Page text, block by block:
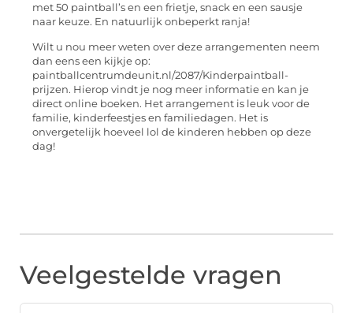
met 50 paintball’s en een frietje, snack en een sausje
naar keuze. En natuurlijk onbeperkt ranja!
Wilt u nou meer weten over deze arrangementen neem
dan eens een kijkje op:
paintballcentrumdeunit.nl/2087/Kinderpaintball-
prijzen. Hierop vindt je nog meer informatie en kan je
direct online boeken. Het arrangement is leuk voor de
familie, kinderfeestjes en familiedagen. Het is
onvergetelijk hoeveel lol de kinderen hebben op deze
dag!
Veelgestelde vragen